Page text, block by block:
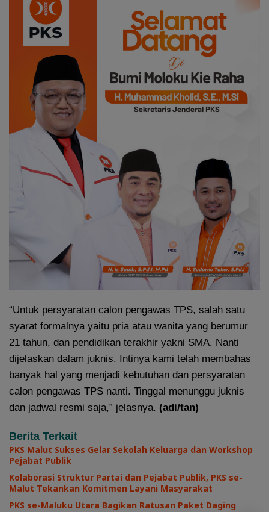
“Untuk persyaratan calon pengawas TPS, salah satu
syarat formalnya yaitu pria atau wanita yang berumur
21 tahun, dan pendidikan terakhir yakni SMA. Nanti
dijelaskan dalam juknis. Intinya kami telah membahas
banyak hal yang menjadi kebutuhan dan persyaratan
calon pengawas TPS nanti. Tinggal menunggu juknis
dan jadwal resmi saja,” jelasnya. (adi/tan)
Berita Terkait
PKS Malut Sukses Gelar Sekolah Keluarga dan Workshop
Pejabat Publik
Kolaborasi Struktur Partai dan Pejabat Publik, PKS se-
Malut Tekankan Komitmen Layani Masyarakat
PKS se-Maluku Utara Bagikan Ratusan Paket Daging